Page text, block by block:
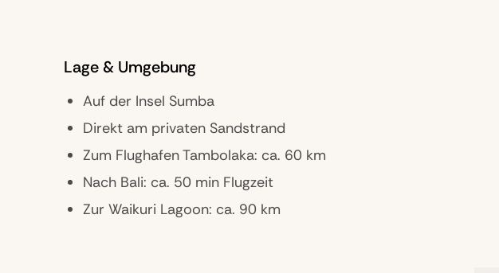
Lage & Umgebung
Auf der Insel Sumba
Direkt am privaten Sandstrand
Zum Flughafen Tambolaka: ca. 60 km
Nach Bali: ca. 50 min Flugzeit
Zur Waikuri Lagoon: ca. 90 km